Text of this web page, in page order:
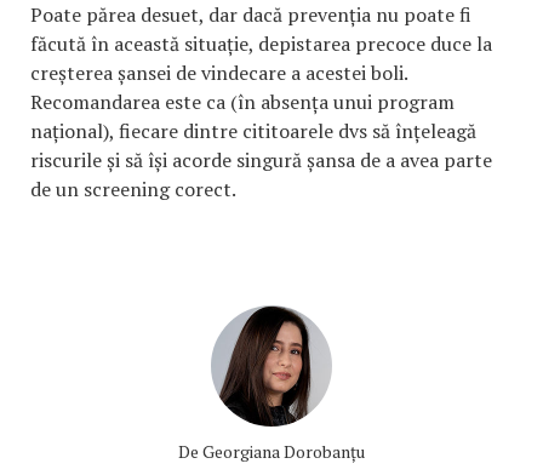
Poate părea desuet, dar dacă prevenția nu poate fi
făcută în această situație, depistarea precoce duce la
creșterea șansei de vindecare a acestei boli.
Recomandarea este ca (în absența unui program
național), fiecare dintre cititoarele dvs să înțeleagă
riscurile și să își acorde singură șansa de a avea parte
de un screening corect.
De Georgiana Dorobanțu